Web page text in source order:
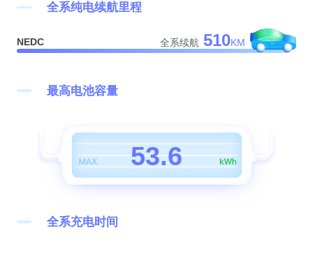
全系纯电续航里程
NEDC 全系续航 510KM
最高电池容量
1
2
5
0
3.
3
6
全系充电时间